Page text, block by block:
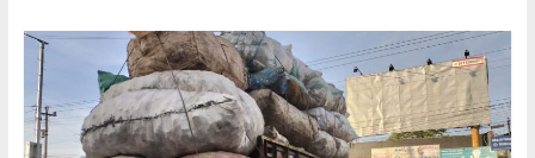
Polsek Nguter Intensifkan PH Pagi, Bantu Penyeberangan
Warga dan Cegah Kecelakaan Lalu Lintas
Polsek Gatak Intensifkan PH Pagi di Titik Rawan, Berikan Rasa
Aman bagi Pengguna Jalan